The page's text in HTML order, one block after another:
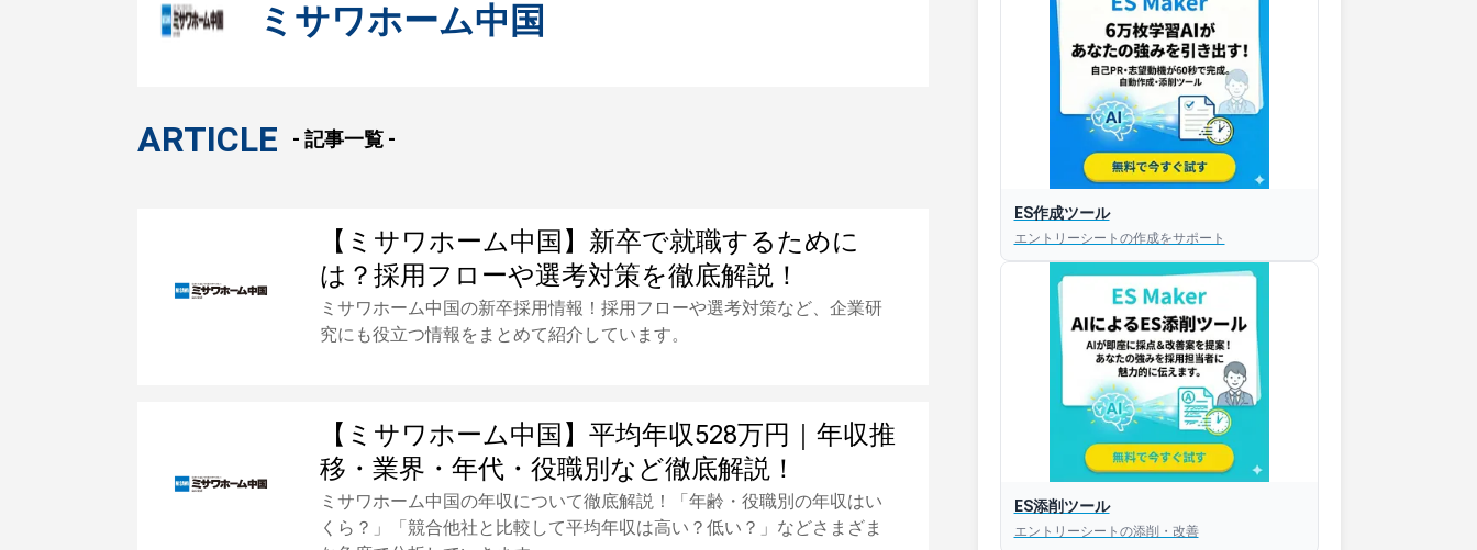
ミサワホーム中国
ARTICLE - 記事一覧 -
【ミサワホーム中国】新卒で就職するために
は？採用フローや選考対策を徹底解説！
ミサワホーム中国の新卒採用情報！採用フローや選考対策など、企業研
究にも役立つ情報をまとめて紹介しています。
【ミサワホーム中国】平均年収528万円｜年収推
移・業界・年代・役職別など徹底解説！
ミサワホーム中国の年収について徹底解説！「年齢・役職別の年収はい
くら？」「競合他社と比較して平均年収は高い？低い？」などさまざま
ES作成ツール
エントリーシートの作成をサポート
ES添削ツール
エントリーシートの添削・改善